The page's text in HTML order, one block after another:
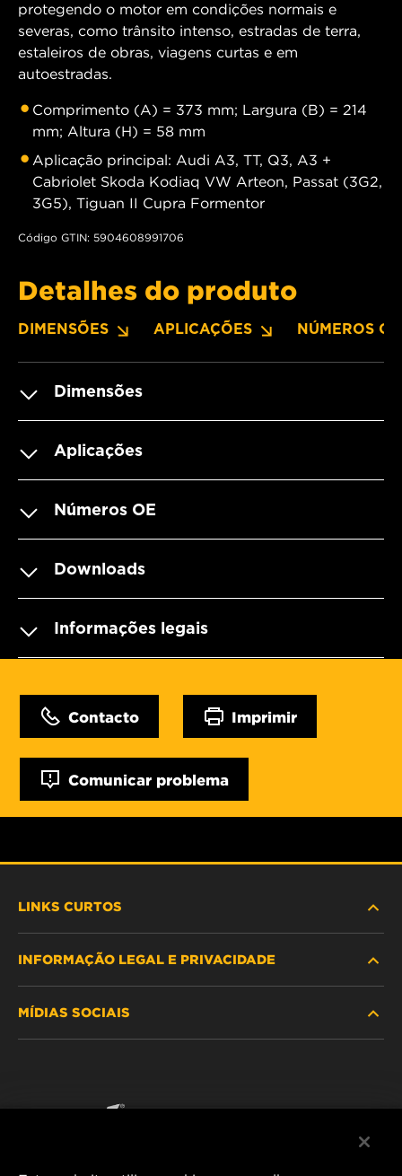
protegendo o motor em condições normais e
severas, como trânsito intenso, estradas de terra,
estaleiros de obras, viagens curtas e em
autoestradas.
Comprimento (A) = 373 mm; Largura (B) = 214
mm; Altura (H) = 58 mm
Aplicação principal: Audi A3, TT, Q3, A3 +
Cabriolet Skoda Kodiaq VW Arteon, Passat (3G2,
3G5), Tiguan II Cupra Formentor
Código GTIN: 5904608991706
Detalhes do produto
DIMENSÕES APLICAÇÕES NÚMEROS OE
Dimensões
Aplicações
Números OE
Downloads
Informações legais
Contacto Imprimir
Comunicar problema
LINKS CURTOS
PROCURE O FILTRO
ONDE COMPRAR
CONTACTE NOS
INFORMAÇÃO LEGAL E PRIVACIDADE
MÍDIAS SOCIAIS